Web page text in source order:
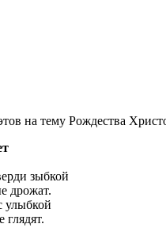
на тему Рождества
зыбкой
дрожат.
улыбкой
глядят.